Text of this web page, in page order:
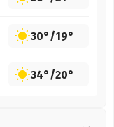
30°/19°
34°/20°